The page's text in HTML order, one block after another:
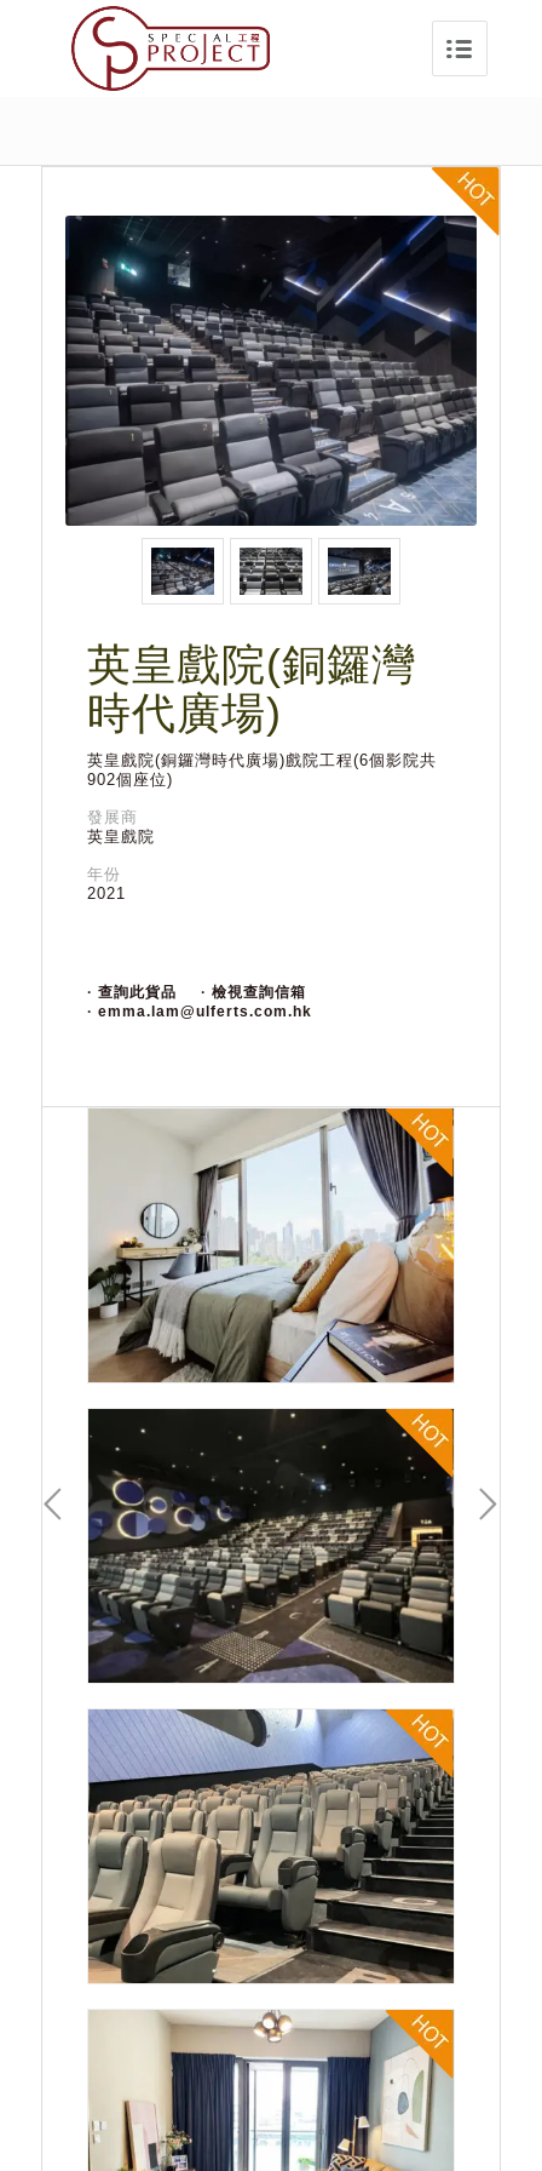
英皇戲院(銅鑼灣
時代廣場)
英皇戲院(銅鑼灣時代廣場)戲院工程(6個影院共
902個座位)
發展商
英皇戲院
年份
2021
· 查詢此貨品
· 檢視查詢信箱
· emma.lam@ulferts.com.hk
下一頁